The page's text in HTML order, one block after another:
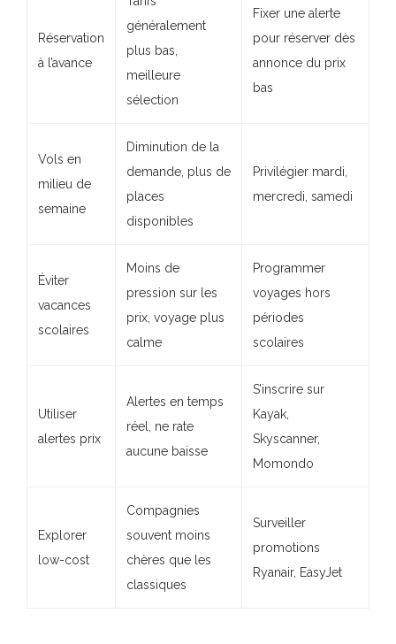
Réservation
à l’avance
généralement
plus bas,
meilleure
sélection
Fixer une alerte
pour réserver dès
annonce du prix
bas
Vols en
milieu de
semaine
Diminution de la
demande, plus de
places
disponibles
Privilégier mardi,
mercredi, samedi
Éviter
vacances
scolaires
Moins de
pression sur les
prix, voyage plus
calme
Programmer
voyages hors
périodes
scolaires
Utiliser
alertes prix
Alertes en temps
réel, ne rate
aucune baisse
S’inscrire sur
Kayak,
Skyscanner,
Momondo
Explorer
low-cost
Compagnies
souvent moins
chères que les
classiques
Surveiller
promotions
Ryanair, EasyJet